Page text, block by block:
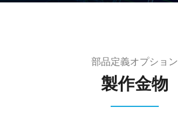
部品定義オプション
製作金物